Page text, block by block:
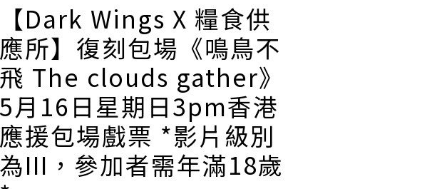
【Dark Wings X 糧食供
應所】復刻包場《鳴鳥不
飛 The clouds gather》
5月16日星期日3pm香港
應援包場戲票 *影片級別
為III，參加者需年滿18歲